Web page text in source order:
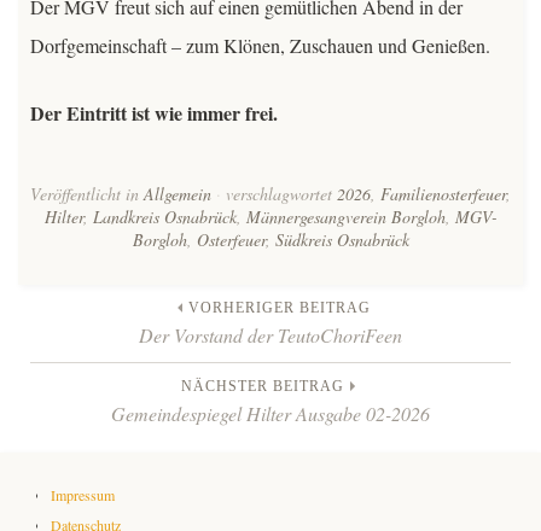
Der MGV freut sich auf einen gemütlichen Abend in der
Dorfgemeinschaft – zum Klönen, Zuschauen und Genießen.
Der Eintritt ist wie immer frei.
Veröffentlicht inAllgemein verschlagwortet 2026, Familienosterfeuer,
Hilter, Landkreis Osnabrück, Männergesangverein Borgloh, MGV-
Borgloh, Osterfeuer, Südkreis Osnabrück
Beitrags-
Navigation
VORHERIGER BEITRAG
Der Vorstand der TeutoChoriFeen
NÄCHSTER BEITRAG
Gemeindespiegel Hilter Ausgabe 02-2026
Impressum
Datenschutz